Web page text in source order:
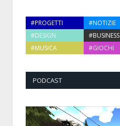
#PROGETTI #NOTIZIE
#DESIGN
#BUSINESS
#MUSICA
#GIOCHI
PODCAST